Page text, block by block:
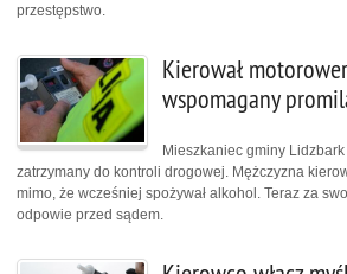
przestępstwo.
Kierował
wspomagany
Mieszkaniec gminy Lidzbark
zatrzymany do kontroli drogowej. Mężczyzna
mimo, że wcześniej spożywał alkohol. Teraz za
odpowie przed sądem.